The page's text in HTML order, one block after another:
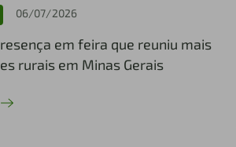
06/07/2026
em feira que reuniu mais
rurais em Minas Gerais